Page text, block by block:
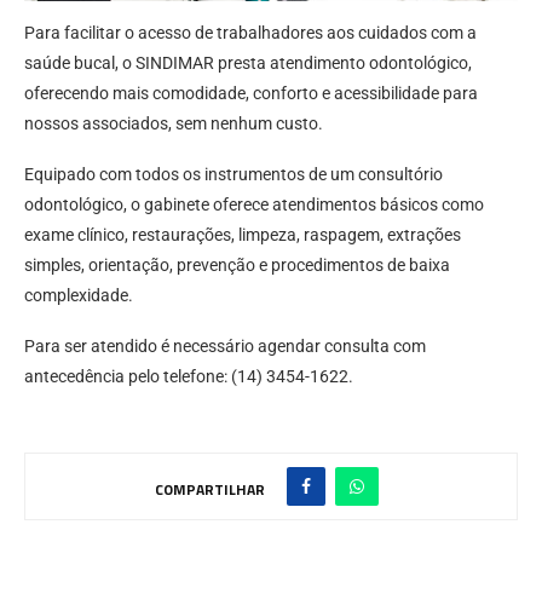
Para facilitar o acesso de trabalhadores aos cuidados com a
saúde bucal, o SINDIMAR presta atendimento odontológico,
oferecendo mais comodidade, conforto e acessibilidade para
nossos associados, sem nenhum custo.
Equipado com todos os instrumentos de um consultório
odontológico, o gabinete oferece atendimentos básicos como
exame clínico, restaurações, limpeza, raspagem, extrações
simples, orientação, prevenção e procedimentos de baixa
complexidade.
Para ser atendido é necessário agendar consulta com
antecedência pelo telefone: (14) 3454-1622.
COMPARTILHAR